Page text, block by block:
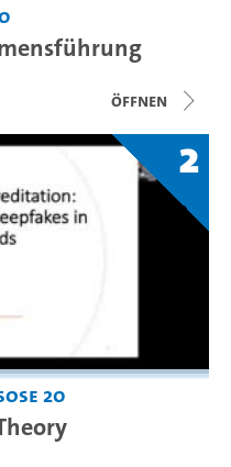
Öffnen
2
20